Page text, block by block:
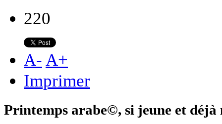
220
A- A+
Imprimer
Printemps arabe©, si jeune et déjà